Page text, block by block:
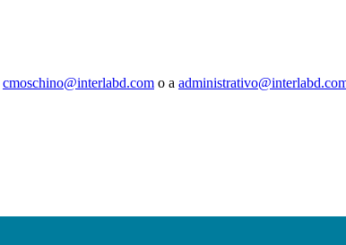
cmoschino@interlabd.com o a